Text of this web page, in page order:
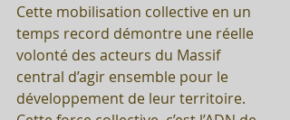
Cette mobilisation collective en un
temps record démontre une réelle
volonté des acteurs du Massif
central d’agir ensemble pour le
développement de leur territoire.